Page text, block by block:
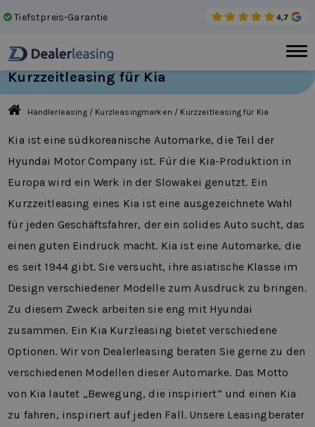
Tiefstpreis-Garantie
Kurzzeitleasing für Kia
Händlerleasing/ Kurzleasingmarken / Kurzzeitleasing für Kia
Kia ist eine südkoreanische Automarke, die Teil der
Hyundai Motor Company ist. Für die Kia-Produktion in
Europa wird ein Werk in der Slowakei genutzt. Ein
Kurzzeitleasing eines Kia ist eine ausgezeichnete Wahl
für jeden Geschäftsfahrer, der ein solides Auto sucht, das
einen guten Eindruck macht. Kia ist eine Automarke, die
es seit 1944 gibt. Sie versucht, ihre asiatische Klasse im
Design verschiedener Modelle zum Ausdruck zu bringen.
Zu diesem Zweck arbeiten sie eng mit Hyundai
zusammen. Ein Kia Kurzleasing bietet verschiedene
Optionen. Wir von Dealerleasing beraten Sie gerne zu den
verschiedenen Modellen dieser Automarke. Das Motto
von Kia lautet „Bewegung, die inspiriert“ und einen Kia
zu fahren, inspiriert auf jeden Fall. Unsere Leasingberater